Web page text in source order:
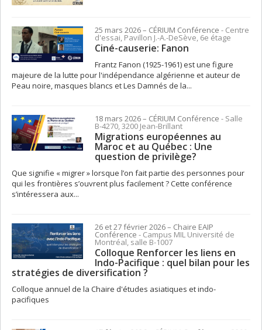
25 mars 2026– CÉRIUM Conférence- Centre
d'essai, Pavillon J.-A.-DeSève, 6e étage
Ciné-causerie: Fanon
Frantz Fanon (1925-1961) est une figure
majeure de la lutte pour l'indépendance algérienne et auteur de
Peau noire, masques blancs et Les Damnés de la...
18 mars 2026– CÉRIUM Conférence- Salle
B-4270, 3200 Jean-Brillant
Migrations européennes au
Maroc et au Québec : Une
question de privilège?
Que signifie « migrer » lorsque l’on fait partie des personnes pour
qui les frontières s’ouvrent plus facilement ? Cette conférence
s’intéressera aux...
26 et 27 février 2026– Chaire EAIP
Conférence- Campus MIL Université de
Montréal, salle B-1007
Colloque Renforcer les liens en
Indo-Pacifique : quel bilan pour les
stratégies de diversification ?
Colloque annuel de la Chaire d'études asiatiques et indo-
pacifiques